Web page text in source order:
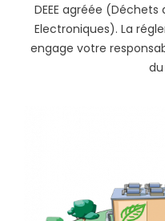
DEEE agréée
Electroniques). La
engage votre